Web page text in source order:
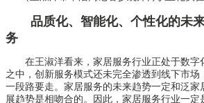
品质化、智能化、个性化的未
务
在王淑洋看来，家居服务行业正处于数字
之中，创新服务模式还未完全渗透到线下市场
一段路要走。家居服务的未来趋势一定和泛家
展趋势是相吻合的。因此，家居服务行业一定